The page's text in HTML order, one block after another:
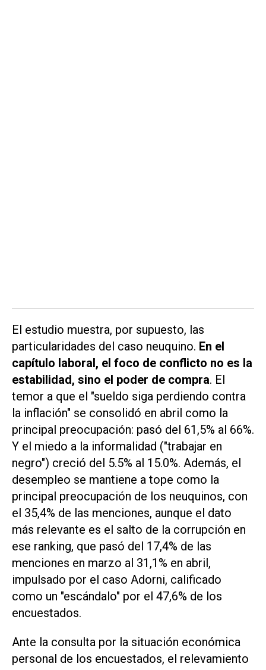
El estudio muestra, por supuesto, las
particularidades del caso neuquino. En el
capítulo laboral, el foco de conflicto no es la
estabilidad, sino el poder de compra. El
temor a que el "sueldo siga perdiendo contra
la inflación" se consolidó en abril como la
principal preocupación: pasó del 61,5% al 66%.
Y el miedo a la informalidad ("trabajar en
negro") creció del 5.5% al 15.0%. Además, el
desempleo se mantiene a tope como la
principal preocupación de los neuquinos, con
el 35,4% de las menciones, aunque el dato
más relevante es el salto de la corrupción en
ese ranking, que pasó del 17,4% de las
menciones en marzo al 31,1% en abril,
impulsado por el caso Adorni, calificado
como un "escándalo" por el 47,6% de los
encuestados.
Ante la consulta por la situación económica
personal de los encuestados, el relevamiento